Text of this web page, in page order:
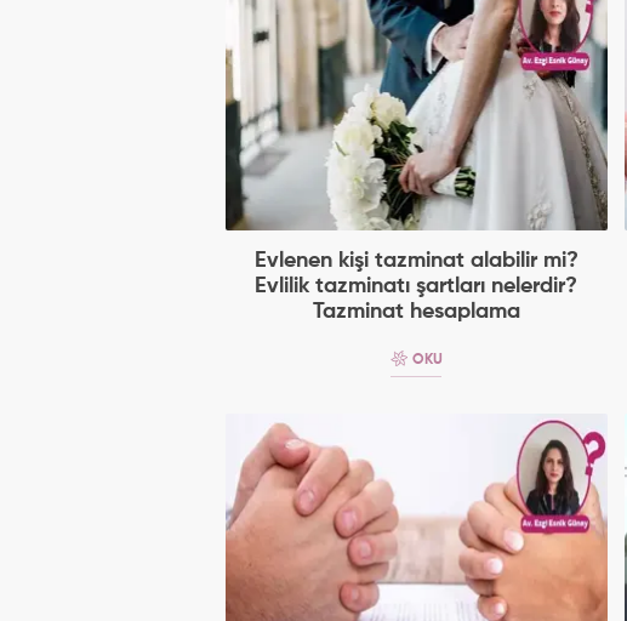
Evlenen kişi tazminat alabilir mi?
Evlilik tazminatı şartları nelerdir?
Tazminat hesaplama
OKU